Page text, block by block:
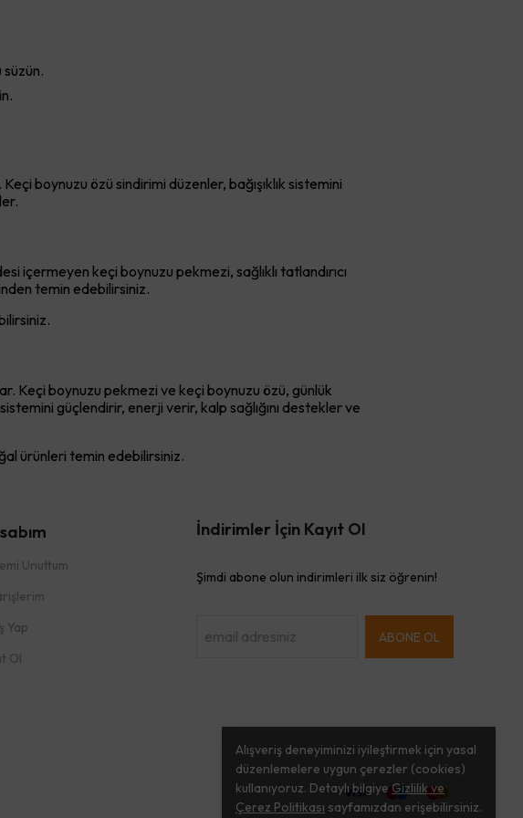
Alışveriş deneyiminizi iyileştirmek için yasal
düzenlemelere uygun çerezler (cookies)
kullanıyoruz. Detaylı bilgiye Gizlilik ve
Çerez Politikası sayfamızdan erişebilirsiniz.
süzün.
boynuzu özü sindirimi düzenler, bağışıklık sistemini
içermeyen keçi boynuzu pekmezi, sağlıklı tatlandırıcı
temin edebilirsiniz.
Keçi boynuzu pekmezi ve keçi boynuzu özü, günlük
güçlendirir, enerji verir, kalp sağlığını destekler ve
ürünleri temin edebilirsiniz.
Unuttum
Yap
Ol
İndirimler İçin Kayıt Ol
Şimdi abone olun indirimleri ilk siz öğrenin!
ABONE OL